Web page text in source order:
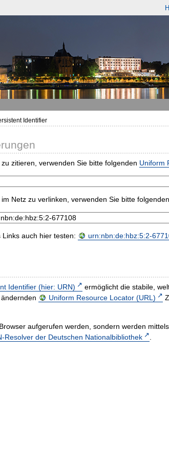
Identifier
zitieren, verwenden Sie bitte folgenden Uniform
Netz zu verlinken, verwenden Sie bitte folgenden
auch hier testen: urn:nbn:de:hbz:5:2-
Identifier (hier: URN)
ermöglicht die stabile,
Uniform Resource Locator (URL)
aufgerufen werden, sondern werden
Resolver der Deutschen Nationalbibliothek .